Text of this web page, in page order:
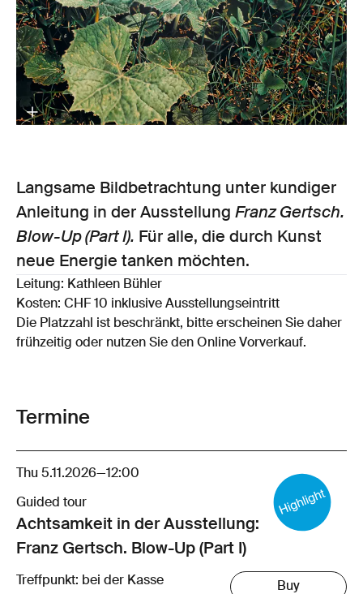
Langsame Bildbetrachtung unter kundiger
Anleitung in der Ausstellung Franz Gertsch.
Blow-Up (Part I). Für alle, die durch Kunst
neue Energie tanken möchten.
Leitung: Kathleen Bühler
Kosten: CHF 10 inklusive Ausstellungseintritt
Die Platzzahl ist beschränkt, bitte erscheinen Sie daher
frühzeitig oder nutzen Sie den Online Vorverkauf.
Termine
Thu 5.11.2026—12:00
Guided tour
Achtsamkeit in der Ausstellung:
Franz Gertsch. Blow-Up (Part I)
Treffpunkt: bei der Kasse Buy